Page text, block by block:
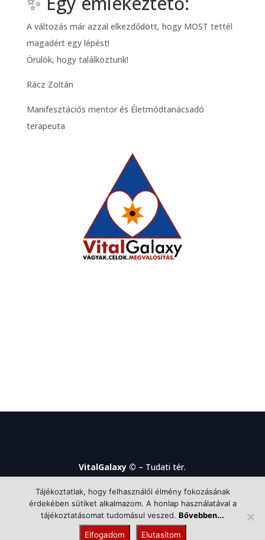
A változás már azzal elkezdődött, hogy MOST tettél
magadért egy lépést!
Örülök, hogy találkoztunk!
Rácz Zoltán
Manifesztációs mentor és Életmódtanácsadó
terapeuta
VitalGalaxy © – Tudati tér.
szabályzat
Tájékoztatlak, hogy felhasználói élmény fokozásának
érdekében sütiket alkalmazom. A honlap használatával a
tájékoztatásomat tudomásul veszed. Bővebben...
Elfogadom Elutasítom